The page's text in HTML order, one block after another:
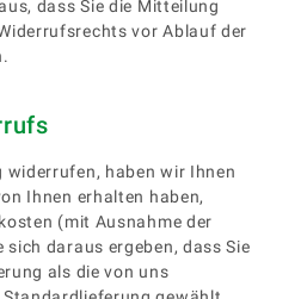
dass Sie die Mitteilung
vor Ablauf der
widerrufen, haben wir Ihnen
Ihnen erhalten haben,
(mit Ausnahme der
daraus ergeben, dass Sie
als die von uns